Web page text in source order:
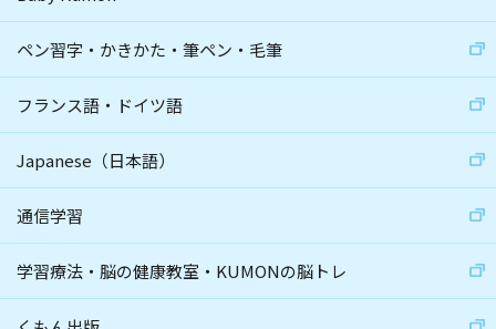
ペン習字・かきかた・筆ペン・毛筆
フランス語・ドイツ語
Japanese（日本語）
通信学習
学習療法・脳の健康教室・KUMONの脳トレ